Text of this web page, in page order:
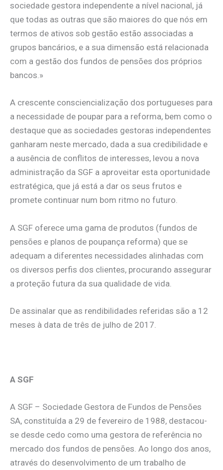
sociedade gestora independente a nível nacional, já
que todas as outras que são maiores do que nós em
termos de ativos sob gestão estão associadas a
grupos bancários, e a sua dimensão está relacionada
com a gestão dos fundos de pensões dos próprios
bancos.»
A crescente consciencialização dos portugueses para
a necessidade de poupar para a reforma, bem como o
destaque que as sociedades gestoras independentes
ganharam neste mercado, dada a sua credibilidade e
a ausência de conflitos de interesses, levou a nova
administração da SGF a aproveitar esta oportunidade
estratégica, que já está a dar os seus frutos e
promete continuar num bom ritmo no futuro.
A SGF oferece uma gama de produtos (fundos de
pensões e planos de poupança reforma) que se
adequam a diferentes necessidades alinhadas com
os diversos perfis dos clientes, procurando assegurar
a proteção futura da sua qualidade de vida.
De assinalar que as rendibilidades referidas são a 12
meses à data de três de julho de 2017.
A SGF
A SGF – Sociedade Gestora de Fundos de Pensões
SA, constituída a 29 de fevereiro de 1988, destacou-
se desde cedo como uma gestora de referência no
mercado dos fundos de pensões. Ao longo dos anos,
através do desenvolvimento de um trabalho de